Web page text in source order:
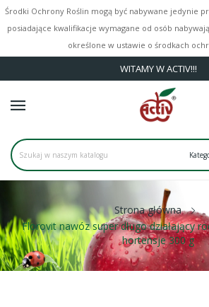
Środki Ochrony Roślin mogą być nabywane jedynie
posiadające kwalifikacje wymagane od osób
określone w ustawie o środkach
WITAMY W ACTIV!!!
Strona główna
Florovit nawóz super długo działający
hortensje 300 g